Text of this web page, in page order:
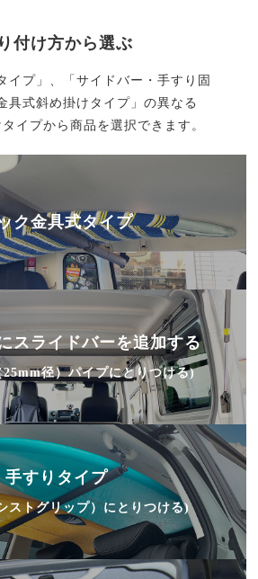
付け方から選ぶ
イプ」、「サイドバー・手すり固
具式斜め掛けタイプ」の異なる
イプから商品を選択できます。
ク金具式タイプ
スライドバーを追加する
径）パイプにとりつける)
手すりタイプ
ストグリップ）にとりつける)